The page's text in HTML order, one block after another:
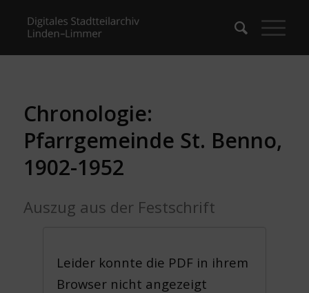
Chronologie:
Pfarrgemeinde St. Benno,
1902-1952
Auszug aus der Festschrift
Leider konnte die PDF in ihrem
Browser nicht angezeigt